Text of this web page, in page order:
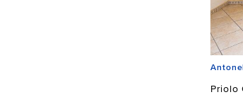
Priolo